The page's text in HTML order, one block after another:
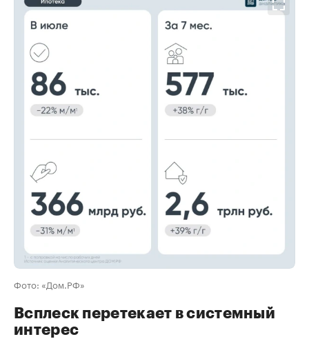
Фото: «Дом.РФ»
Всплеск перетекает в системный
интерес